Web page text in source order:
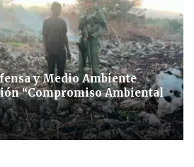
y Medio Ambiente
“Compromiso Ambiental